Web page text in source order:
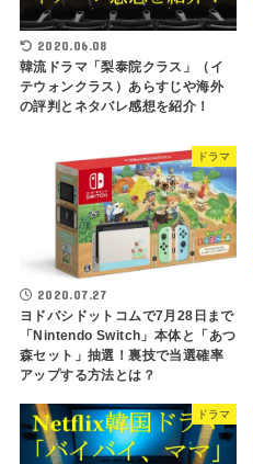
2020.06.08
韓流ドラマ「梨泰院クラス」（イ
テウォンクラス）あらすじや海外
の評判とネタバレ感想を紹介！
ドラマ
2020.07.27
ヨドバシドットコムで7月28日まで
「Nintendo Switch」本体と「あつ
森セット」抽選！裏技で当選確率
アップする方法とは？
ドラマ